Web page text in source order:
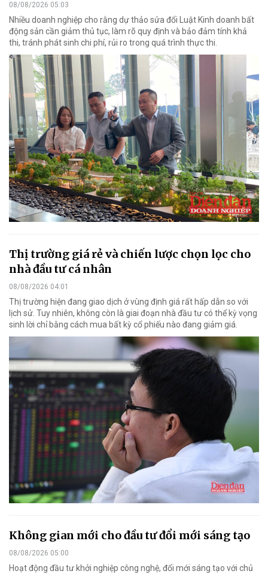
08/08/2026 05:03
Nhiều doanh nghiệp cho rằng dự thảo sửa đổi Luật Kinh doanh bất
động sản cần giảm thủ tục, làm rõ quy định và bảo đảm tính khả
thi, tránh phát sinh chi phí, rủi ro trong quá trình thực thi.
Thị trường giá rẻ và chiến lược chọn lọc cho
nhà đầu tư cá nhân
08/08/2026 04:01
Thị trường hiện đang giao dịch ở vùng định giá rất hấp dẫn so với
lịch sử. Tuy nhiên, không còn là giai đoạn nhà đầu tư có thể kỳ vọng
sinh lời chỉ bằng cách mua bất kỳ cổ phiếu nào đang giảm giá.
Không gian mới cho đầu tư đổi mới sáng tạo
08/08/2026 05:00
Hoạt động đầu tư khởi nghiệp công nghệ, đổi mới sáng tạo với chủ